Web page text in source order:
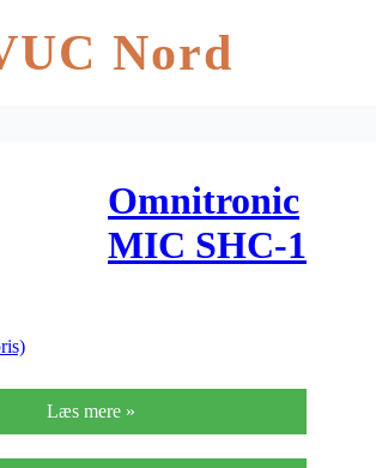
Nord
Omnitronic
MIC SHC-1
Læs mere »